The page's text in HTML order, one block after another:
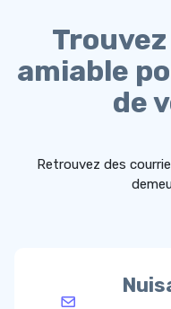
amiable
de
Retrouvez des